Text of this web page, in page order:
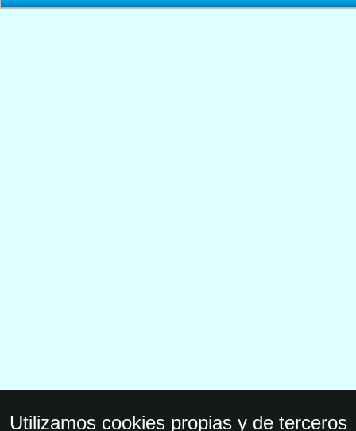
Utilizamos cookies propias y de terceros